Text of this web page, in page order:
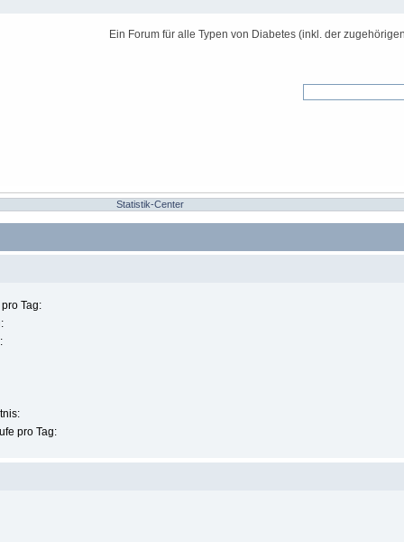
Ein Forum für alle Typen von Diabetes (inkl. der
Statistik-Center
Tag:
pro Tag: